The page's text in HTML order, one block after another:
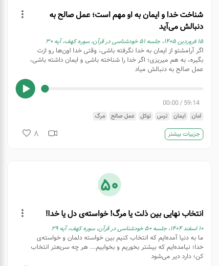
شناخت خدا و ایمان به او مهم است؛ عمل صالح به
دنبالش می‌آید
۱۵ فروردین ۱۴۰۵، جلسه ۵۱ خودشناسی در قرآن، سوره کهف، آیه ۳۰
اگر آرامشتو از ایمان به خدا نگرفته باشی، وقتی خدا اون‌ها رو ازت
بگیره، به هم میریزی؛ اگر خدا را شناخته باشی و ایمان داشته باشی،
عمل صالح به دنبالش میاد
59:14
/
00:00
امان ایمان ترس توکل عمل صالح مرگ
جزییات بیشتر 8
50
انتخاب نهایی بین ذلت یا مرگ! خواسته‌ی دل یا خدا!
۱۰ اسفند ۱۴۰۴، جلسه ۵۰ خودشناسی در قرآن، سوره کهف، آیه ۲۹
ما به دنیا آمده‌ایم که انتخاب کنیم بین خواسته دلمان و خواسته‌ی
خدا؛ نیامده‌ایم که بیشتر بخوریم و بخوابیم... هر چه سریعتر انتخاب
کن؛ دارد دیر می‌شود